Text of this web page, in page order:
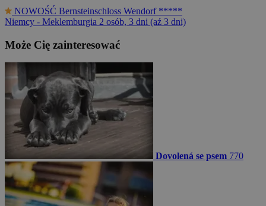
NOWOŚĆ Bernsteinschloss Wendorf *****
Niemcy - Meklemburgia 2 osób, 3 dni (aź 3 dni)
Może Cię zainteresować
Dovolená se psem 770